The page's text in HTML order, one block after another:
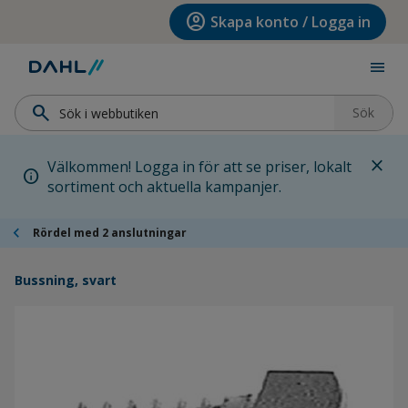
Hoppa till huvudinnehållet account_circle Skapa konto / Logga in
menu
search Sök
info Välkommen! Logga in för att se priser, lokalt
sortiment och aktuella kampanjer.
close
chevron_left Rördel med 2 anslutningar
Bussning, svart